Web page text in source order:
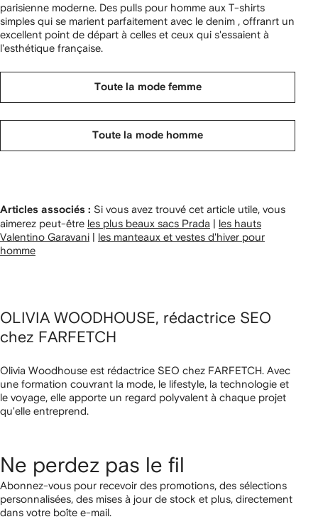
parisienne moderne. Des pulls pour homme aux T-shirts
simples qui se marient parfaitement avec le denim , offranrt un
excellent point de départ à celles et ceux qui s'essaient à
l'esthétique française.
Toute la mode femme
Toute la mode homme
Articles associés : Si vous avez trouvé cet article utile, vous
aimerez peut-être les plus beaux sacs Prada | les hauts
Valentino Garavani | les manteaux et vestes d'hiver pour
homme
OLIVIA WOODHOUSE, rédactrice SEO
chez FARFETCH
Olivia Woodhouse est rédactrice SEO chez FARFETCH. Avec
une formation couvrant la mode, le lifestyle, la technologie et
le voyage, elle apporte un regard polyvalent à chaque projet
qu'elle entreprend.
Ne perdez pas le fil
Abonnez-vous pour recevoir des promotions, des sélections
personnalisées, des mises à jour de stock et plus, directement
dans votre boîte e-mail.